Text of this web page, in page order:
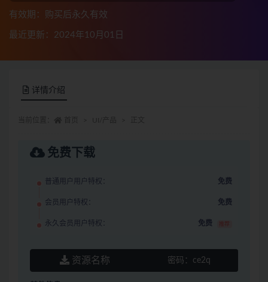
有效期：购买后永久有效
最近更新：2024年10月01日
详情介绍
免费下载
普通用户用户特权： 免费
会员用户特权： 免费
永久会员用户特权： 免费 推荐
资源名称 密码： ce2q